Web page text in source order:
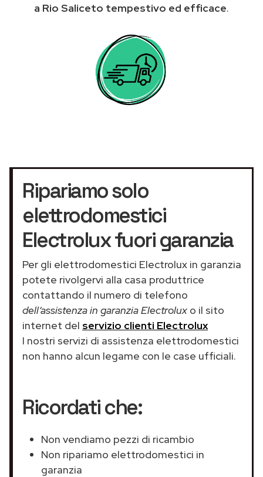
a Rio Saliceto tempestivo ed efficace.
Ripariamo solo
elettrodomestici
Electrolux fuori garanzia
Per gli elettrodomestici Electrolux in garanzia
potete rivolgervi alla casa produttrice
contattando il numero di telefono
dell’assistenza in garanzia Electrolux o il sito
internet del servizio clienti Electrolux
I nostri servizi di assistenza elettrodomestici
non hanno alcun legame con le case ufficiali.
Ricordati che:
Non vendiamo pezzi di ricambio
Non ripariamo elettrodomestici in
garanzia